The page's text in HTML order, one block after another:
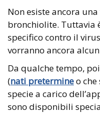
Non esiste ancora
bronchiolite. Tuttavia
specifico contro il
vorranno ancora
Da qualche tempo,
(nati pretermineo
specie a carico
sono disponibili